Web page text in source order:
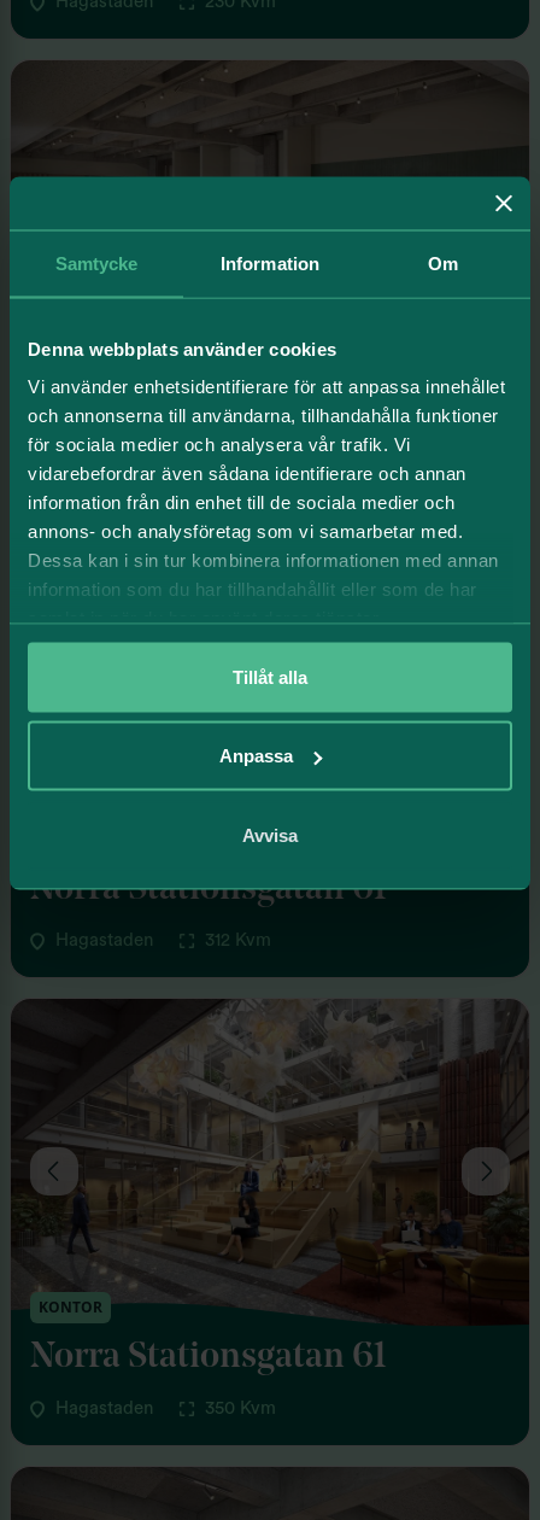
Samtycke Information Om
Denna webbplats använder cookies
Vi använder enhetsidentifierare för att anpassa innehållet
och annonserna till användarna, tillhandahålla funktioner
för sociala medier och analysera vår trafik. Vi
vidarebefordrar även sådana identifierare och annan
information från din enhet till de sociala medier och
annons- och analysföretag som vi samarbetar med.
Dessa kan i sin tur kombinera informationen med annan
information som du har tillhandahållit eller som de har
samlat in när du har använt deras tjänster.
Tillåt alla
Anpassa
Avvisa
Norra Stationsgatan 61
Hagastaden 226 Kvm
Norra Stationsgatan 61
Hagastaden 312 Kvm
KONTOR
Norra Stationsgatan 61
Hagastaden 350 Kvm